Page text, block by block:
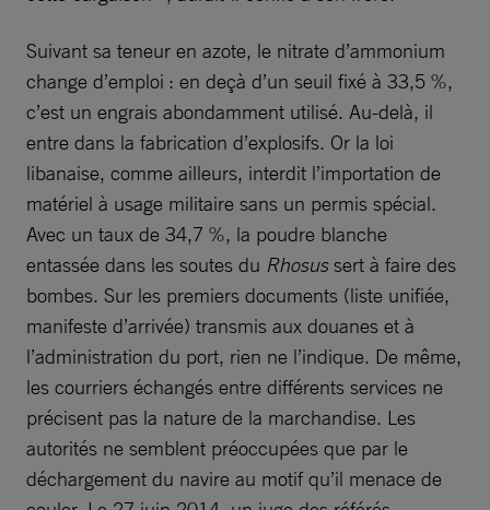
Suivant sa teneur en azote, le nitrate d’ammonium
change d’emploi : en deçà d’un seuil fixé à 33,5 %,
c’est un engrais abondamment utilisé. Au-delà, il
entre dans la fabrication d’explosifs. Or la loi
libanaise, comme ailleurs, interdit l’importation de
matériel à usage militaire sans un permis spécial.
Avec un taux de 34,7 %, la poudre blanche
entassée dans les soutes du Rhosussert à faire des
bombes. Sur les premiers documents (liste unifiée,
manifeste d’arrivée) transmis aux douanes et à
l’administration du port, rien ne l’indique. De même,
les courriers échangés entre différents services ne
précisent pas la nature de la marchandise. Les
autorités ne semblent préoccupées que par le
déchargement du navire au motif qu’il menace de